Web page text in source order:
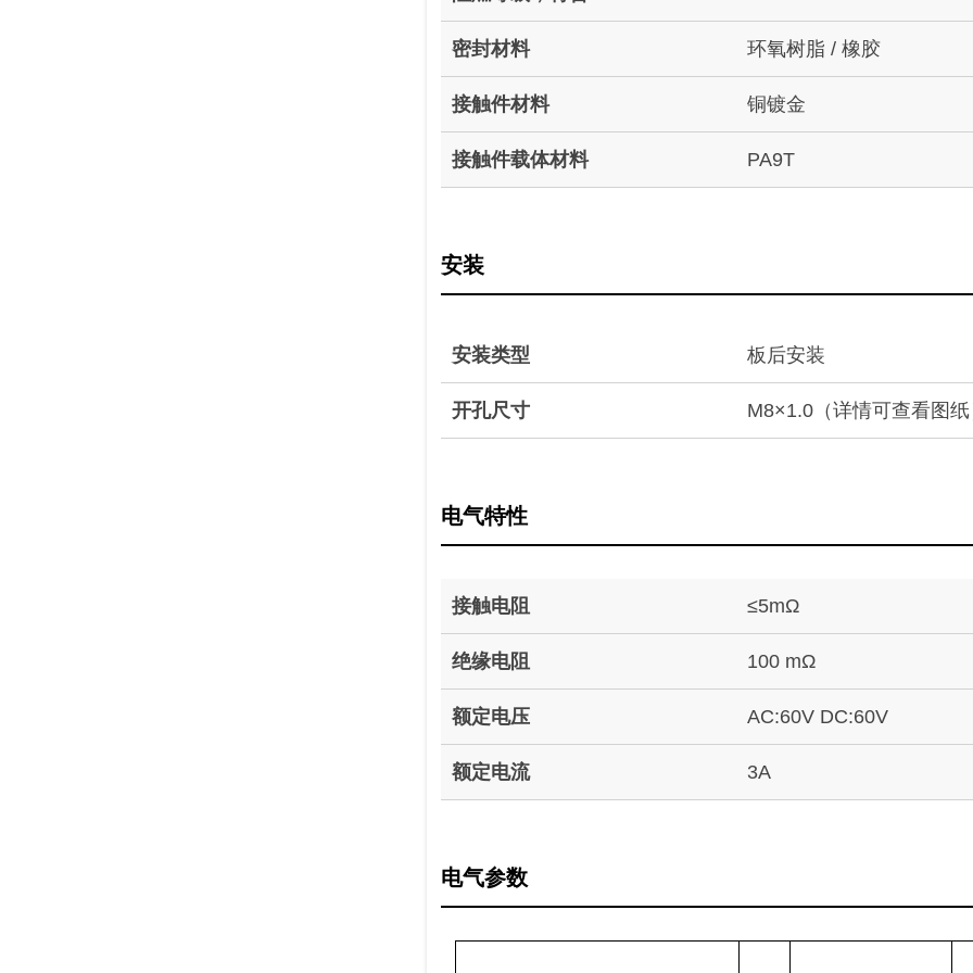
密封材料 环氧树脂 / 橡胶
接触件材料 铜镀金
接触件载体材料 PA9T
安装
安装类型 板后安装
开孔尺寸 M8×1.0（详情可查看图
电气特性
接触电阻 ≤5mΩ
绝缘电阻 100 mΩ
额定电压 AC:60V DC:60V
额定电流 3A
电气参数